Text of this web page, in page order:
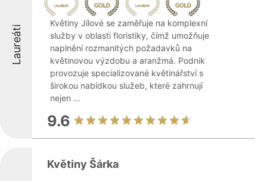
Laureáti
Květiny Jílové se zaměřuje na komplexní
služby v oblasti floristiky, čímž umožňuje
naplnění rozmanitých požadavků na
květinovou výzdobu a aranžmá. Podnik
provozuje specializované květinářství s
širokou nabídkou služeb, které zahrnují
nejen ...
9.6
Květiny Šárka